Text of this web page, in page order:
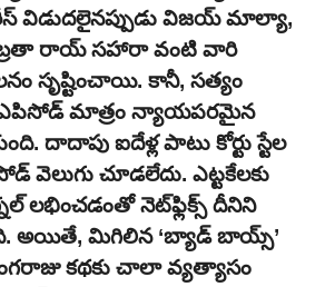
విడుదలైనప్పుడు విజయ్ మాల్యా,
రాయ్ సహారా వంటి వారి
సృష్టించాయి. కానీ, సత్యం
మాత్రం న్యాయపరమైన
దాదాపు ఐదేళ్ల పాటు కోర్టు స్టేల
వెలుగు చూడలేదు. ఎట్టకేలకు
లభించడంతో నెట్‌ఫ్లిక్స్ దీనిని
అయితే, మిగిలిన ‘బ్యాడ్ బాయ్స్’
కథకు చాలా వ్యత్యాసం